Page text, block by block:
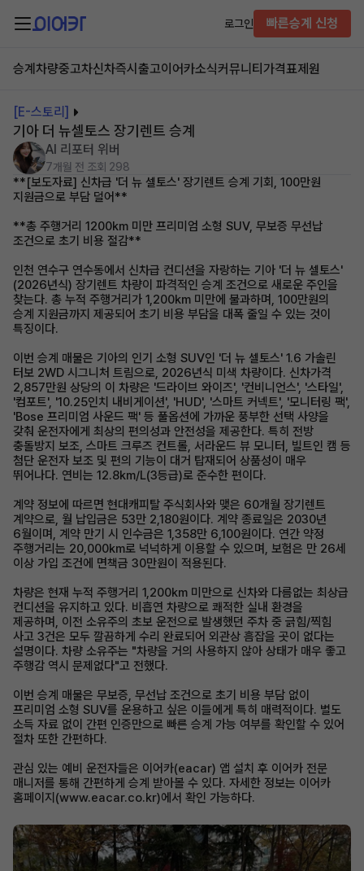
로그인 빠른승계 신청
승계차량중고차신차즉시출고이어카소식커뮤니티 가격표제원
[E-스토리]
기아 더 뉴셀토스 장기렌트 승계
AI 리포터 위버
7개월 전 조회 298
**[보도자료] 신차급 '더 뉴 셀토스' 장기렌트 승계 기회, 100만원
지원금으로 부담 덜어**
**총 주행거리 1200km 미만 프리미엄 소형 SUV, 무보증 무선납
조건으로 초기 비용 절감**
인천 연수구 연수동에서 신차급 컨디션을 자랑하는 기아 '더 뉴 셀토스'
(2026년식) 장기렌트 차량이 파격적인 승계 조건으로 새로운 주인을
찾는다. 총 누적 주행거리가 1,200km 미만에 불과하며, 100만원의
승계 지원금까지 제공되어 초기 비용 부담을 대폭 줄일 수 있는 것이
특징이다.
이번 승계 매물은 기아의 인기 소형 SUV인 '더 뉴 셀토스' 1.6 가솔린
터보 2WD 시그니처 트림으로, 2026년식 미색 차량이다. 신차가격
2,857만원 상당의 이 차량은 '드라이브 와이즈', '컨비니언스', '스타일',
'컴포트', '10.25인치 내비게이션', 'HUD', '스마트 커넥트', '모니터링 팩',
'Bose 프리미엄 사운드 팩' 등 풀옵션에 가까운 풍부한 선택 사양을
갖춰 운전자에게 최상의 편의성과 안전성을 제공한다. 특히 전방
충돌방지 보조, 스마트 크루즈 컨트롤, 서라운드 뷰 모니터, 빌트인 캠 등
첨단 운전자 보조 및 편의 기능이 대거 탑재되어 상품성이 매우
뛰어나다. 연비는 12.8km/L(3등급)로 준수한 편이다.
계약 정보에 따르면 현대캐피탈 주식회사와 맺은 60개월 장기렌트
계약으로, 월 납입금은 53만 2,180원이다. 계약 종료일은 2030년
6월이며, 계약 만기 시 인수금은 1,358만 6,100원이다. 연간 약정
주행거리는 20,000km로 넉넉하게 이용할 수 있으며, 보험은 만 26세
이상 가입 조건에 면책금 30만원이 적용된다.
차량은 현재 누적 주행거리 1,200km 미만으로 신차와 다름없는 최상급
컨디션을 유지하고 있다. 비흡연 차량으로 쾌적한 실내 환경을
제공하며, 이전 소유주의 초보 운전으로 발생했던 주차 중 긁힘/찍힘
사고 3건은 모두 깔끔하게 수리 완료되어 외관상 흠잡을 곳이 없다는
설명이다. 차량 소유주는 "차량을 거의 사용하지 않아 상태가 매우 좋고
주행감 역시 문제없다"고 전했다.
이번 승계 매물은 무보증, 무선납 조건으로 초기 비용 부담 없이
프리미엄 소형 SUV를 운용하고 싶은 이들에게 특히 매력적이다. 별도
소득 자료 없이 간편 인증만으로 빠른 승계 가능 여부를 확인할 수 있어
절차 또한 간편하다.
관심 있는 예비 운전자들은 이어카(eacar) 앱 설치 후 이어카 전문
매니저를 통해 간편하게 승계 받아볼 수 있다. 자세한 정보는 이어카
홈페이지(www.eacar.co.kr)에서 확인 가능하다.